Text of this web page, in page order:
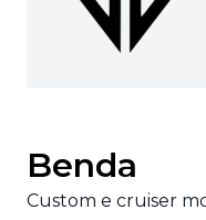
Benda
Custom e cruiser